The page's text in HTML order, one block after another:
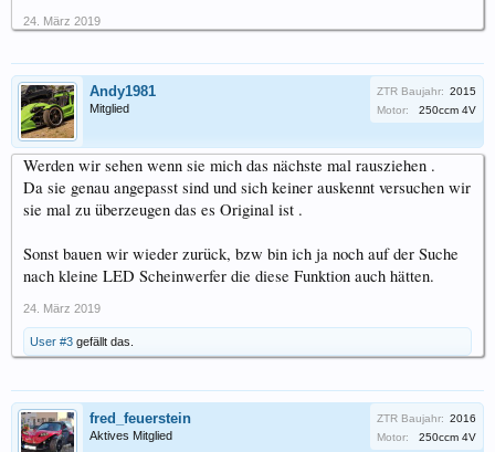
24. März 2019
Andy1981
Mitglied
ZTR Baujahr: 2015
Motor:
250ccm 4V
Werden wir sehen wenn sie mich das nächste mal rausziehen .
Da sie genau angepasst sind und sich keiner auskennt versuchen wir
sie mal zu überzeugen das es Original ist .
Sonst bauen wir wieder zurück, bzw bin ich ja noch auf der Suche
nach kleine LED Scheinwerfer die diese Funktion auch hätten.
24. März 2019
User #3 gefällt das.
fred_feuerstein
Aktives Mitglied
ZTR Baujahr: 2016
Motor:
250ccm 4V